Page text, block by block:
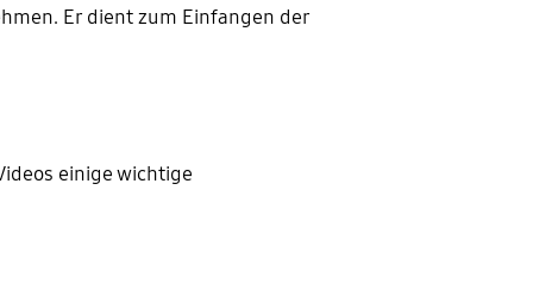
Er dient zum Einfangen der
einige wichtige